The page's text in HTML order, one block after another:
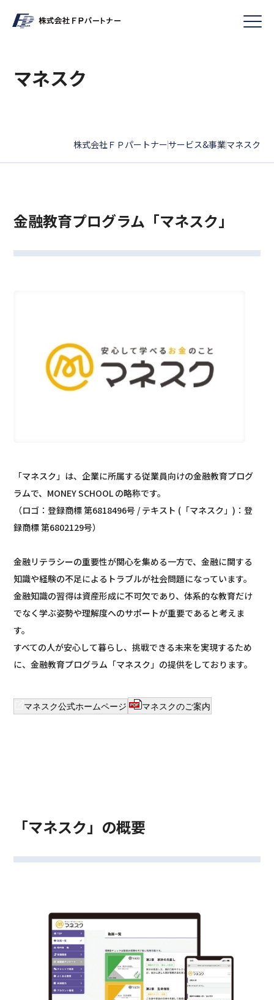
マネスク
株式会社ＦＰパートナー|
サービス&事業|
マネスク
金融教育プログラム「マネスク」
「マネスク」は、企業に所属する従業員向けの金融教育プログ
ラムで、MONEY SCHOOL の略称です。
（ロゴ：登録商標 第6818496号 / テキスト (「マネスク」)：登
録商標 第6802129号）
金融リテラシーの重要性が関心を集める一方で、金融に関する
知識や経験の不足によるトラブルが社会問題になっています。
金融知識の習得は資産形成に不可欠であり、体系的な教育だけ
でなく学ぶ姿勢や理解度へのサポートが重要であると考えま
す。
すべての人が安心して暮らし、挑戦できる未来を実現するため
に、金融教育プログラム「マネスク」の提供をしております。
マネスク公式ホームページ マネスクのご案内
「マネスク」の概要